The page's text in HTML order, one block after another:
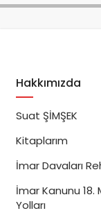
Hakkımızda
Suat ŞİMŞEK
Kitaplarım
İmar Davaları
İmar Kanunu
Yolları